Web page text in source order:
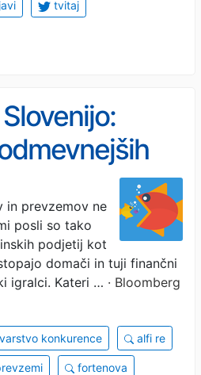
tvitaj
polletja
in prevzemov ne
posli so tako
podjetij kot
domači in tuji finančni
igralci. Kateri … · Bloomberg
varstvo konkurence alfi re
fortenova